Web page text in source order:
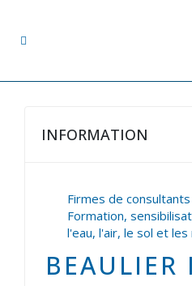
INFORMATION
Firmes de
Formation,
l'eau, l'air, le sol et
BEAULIER